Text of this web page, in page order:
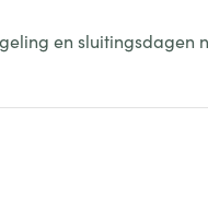
en sluitingsdagen